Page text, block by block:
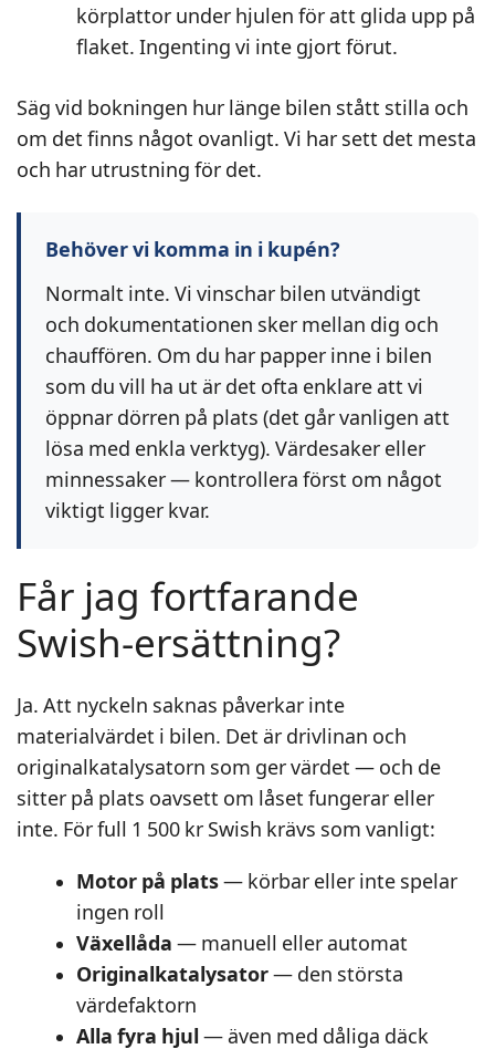
körplattor under hjulen för att glida upp på
flaket. Ingenting vi inte gjort förut.
Säg vid bokningen hur länge bilen stått stilla och
om det finns något ovanligt. Vi har sett det mesta
och har utrustning för det.
Behöver vi komma in i kupén?
Normalt inte. Vi vinschar bilen utvändigt
och dokumentationen sker mellan dig och
chauffören. Om du har papper inne i bilen
som du vill ha ut är det ofta enklare att vi
öppnar dörren på plats (det går vanligen att
lösa med enkla verktyg). Värdesaker eller
minnessaker — kontrollera först om något
viktigt ligger kvar.
Får jag fortfarande
Swish-ersättning?
Ja. Att nyckeln saknas påverkar inte
materialvärdet i bilen. Det är drivlinan och
originalkatalysatorn som ger värdet — och de
sitter på plats oavsett om låset fungerar eller
inte. För full 1 500 kr Swish krävs som vanligt:
Motor på plats— körbar eller inte spelar
ingen roll
Växellåda — manuell eller automat
Originalkatalysator— den största
värdefaktorn
Alla fyra hjul — även med dåliga däck